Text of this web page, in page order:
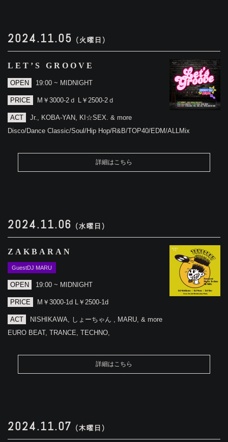
2024.11.05 (火曜日)
LET’S GROOVE
OPEN 19:00 ~ MIDNIGHT
PRICE M￥3000-2ｄ L￥2500-2ｄ
ACT
Jr., KOBA-YAN, KI☆SEX. & more
Disco/Dance Classic/Soul/Hip Hop/R&B/TOP40/EDM/ALLMix
詳細はこちら
2024.11.06 (水曜日)
ZAKBARAN
GuestDJ MARU
OPEN 19:00 ~ MIDNIGHT
PRICE M￥3000-1d L￥2500-1d
ACT
NISHIKAWA, しょーちゃん , MARU, & more
EURO BEAT, TRANCE, TECHNO,
詳細はこちら
2024.11.07 (木曜日)